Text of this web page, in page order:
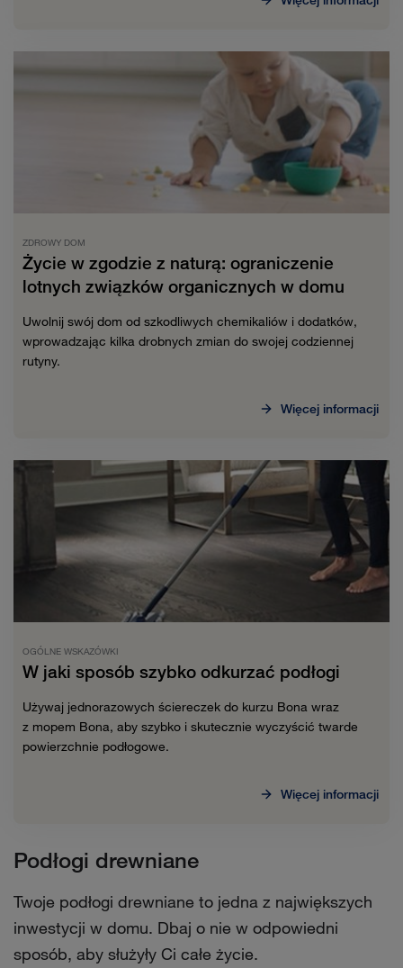
ZDROWY DOM
Życie w zgodzie z naturą: ograniczenie
lotnych związków organicznych w domu
Uwolnij swój dom od szkodliwych chemikaliów i dodatków,
wprowadzając kilka drobnych zmian do swojej codziennej
rutyny.
Więcej informacji
OGÓLNE WSKAZÓWKI
W jaki sposób szybko odkurzać podłogi
Używaj jednorazowych ściereczek do kurzu Bona wraz
z mopem Bona, aby szybko i skutecznie wyczyścić twarde
powierzchnie podłogowe.
Więcej informacji
Podłogi drewniane
Twoje podłogi drewniane to jedna z największych
inwestycji w domu. Dbaj o nie w odpowiedni
sposób, aby służyły Ci całe życie.